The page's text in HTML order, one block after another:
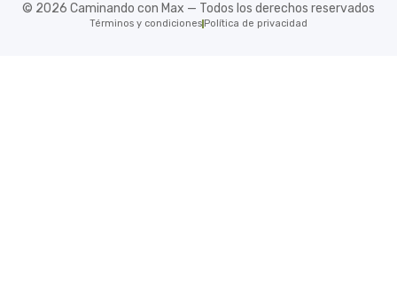
© 2026 Caminando con Max — Todos los derechos reservados
Términos y condiciones Política de privacidad